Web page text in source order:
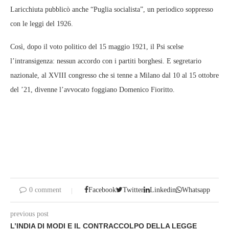
Laricchiuta pubblicò anche “Puglia socialista”, un periodico soppresso
con le leggi del 1926.
Così, dopo il voto politico del 15 maggio 1921, il Psi scelse
l’intransigenza: nessun accordo con i partiti borghesi. E segretario
nazionale, al XVIII congresso che si tenne a Milano dal 10 al 15 ottobre
del ’21, divenne l’avvocato foggiano Domenico Fioritto.
0 comment Facebook Twitter Linkedin Whatsapp
previous post
L’INDIA DI MODI E IL CONTRACCOLPO DELLA LEGGE